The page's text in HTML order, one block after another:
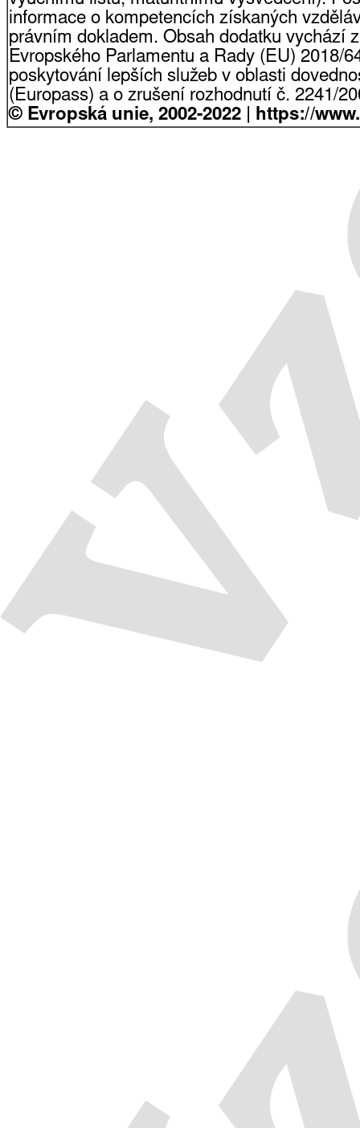
informace o kompetencích získaných
právním dokladem. Obsah dodatku vychází
Evropského Parlamentu a Rady (EU) 2018/
poskytování lepších služeb v oblasti
(Europass) a o zrušení rozhodnutí č. 2241/
© Evropská unie, 2002-2022 | https://